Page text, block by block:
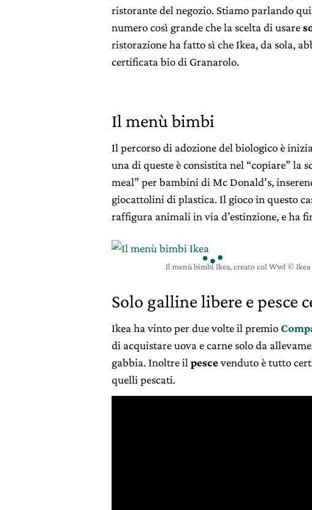
ristorante del negozio. Stiamo parlando
numero così grande che la scelta di usare
ristorazione ha fatto sì che Ikea, da sola,
certificata bio di Granarolo.
Il menù bimbi
Il percorso di adozione del biologico è
una di queste è consistita nel “copiare” la
meal” per bambini di Mc Donald’s,
giocattolini di plastica. Il gioco in questo
raffigura animali in via d’estinzione, e ha
Il menù bimbi Ikea, creato col Wwf © Ikea
Solo galline libere e pesce
Ikea ha vinto per due volte il premio
di acquistare uova e carne solo da
gabbia. Inoltre il pescevenduto è tutto
quelli pescati.